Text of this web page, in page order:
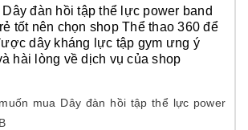
Dây đàn hồi tập thể lực power band
tốt nên chọn shop Thể thao 360 để
dây kháng lực tập gym ưng ý
hài lòng về dịch vụ của shop
mua Dây đàn hồi tập thể lực power